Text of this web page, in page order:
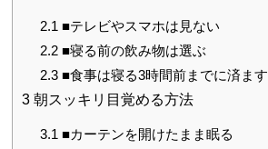
2.1 ■テレビやスマホは見ない
2.2■寝る前の飲み物は選ぶ
2.3■食事は寝る3時間前までに済ます
3 朝スッキリ目覚める方法
3.1 ■カーテンを開けたまま眠る